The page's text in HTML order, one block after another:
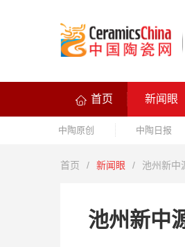
首页 新闻眼
中陶原创 中陶日报
首页 / 新闻眼 / 池州新中
池州新中